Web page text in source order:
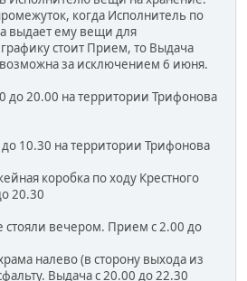
когда Исполнитель по
выдает ему вещи для
стоит Прием, то Выдача
за исключением 6 июня.
до 20.00 на территории Трифонова
10.30 на территории Трифонова
коробка по ходу Крестного
20.30
стояли вечером. Прием с 2.00 до
налево (в сторону выхода из
Выдача с 20.00 до 22.30